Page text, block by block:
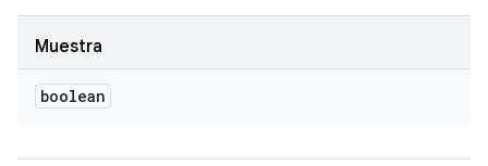
Muestra
boolean